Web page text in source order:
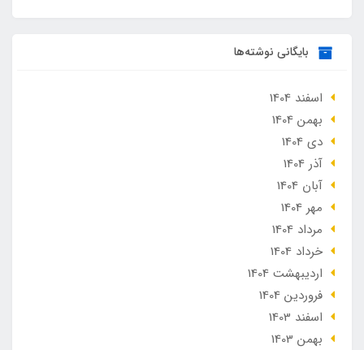
بایگانی نوشته‌ها
اسفند 1404
بهمن 1404
دی 1404
آذر 1404
آبان 1404
مهر 1404
مرداد 1404
خرداد 1404
ارديبهشت 1404
فروردین 1404
اسفند 1403
بهمن 1403